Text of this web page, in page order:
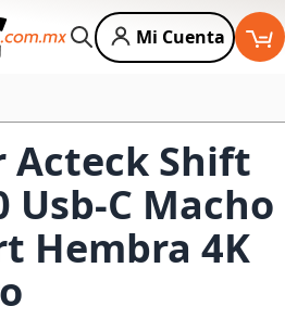
Buscar
Mi Cuenta
Acteck Shift
Usb-C Macho
Hembra 4K